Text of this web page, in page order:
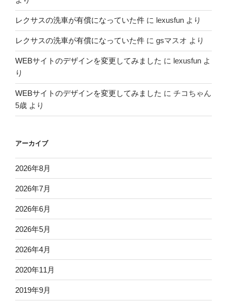
レクサスの洗車が有償になっていた件 に lexusfun より
レクサスの洗車が有償になっていた件 に gsマスオ より
WEBサイトのデザインを変更してみました に lexusfun よ
り
WEBサイトのデザインを変更してみました に チコちゃん
5歳 より
アーカイブ
2026年8月
2026年7月
2026年6月
2026年5月
2026年4月
2020年11月
2019年9月